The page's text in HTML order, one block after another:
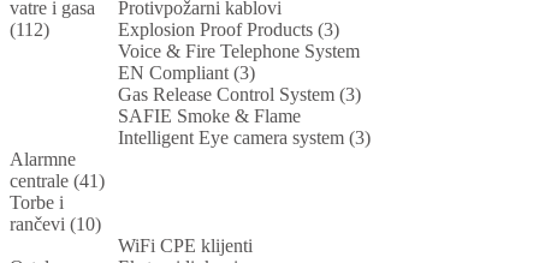
vatre i gasa
(112)
Protivpožarni kablovi
Explosion Proof Products (3)
Voice & Fire Telephone System
EN Compliant (3)
Gas Release Control System (3)
SAFIE Smoke & Flame
Intelligent Eye camera system (3)
Alarmne
centrale (41)
Torbe i
rančevi (10)
WiFi CPE klijenti